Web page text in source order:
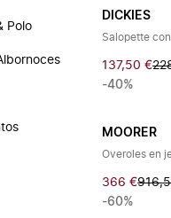
Polo
DICKIES
Salopette
137,50 €
-40%
MOORER
Overoles en
366 €
-60%